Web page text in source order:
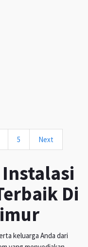
5 Next
Di
keluarga Anda dari